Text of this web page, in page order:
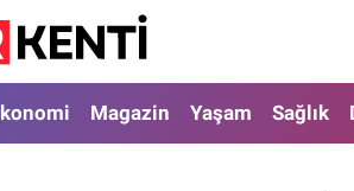
Magazin Yaşam Sağlık